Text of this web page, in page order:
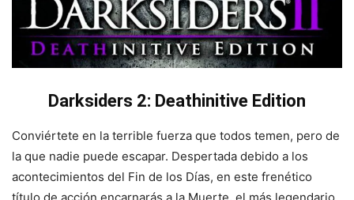
Darksiders 2: Deathinitive Edition
Conviértete en la terrible fuerza que todos temen, pero de
la que nadie puede escapar. Despertada debido a los
acontecimientos del Fin de los Días, en este frenético